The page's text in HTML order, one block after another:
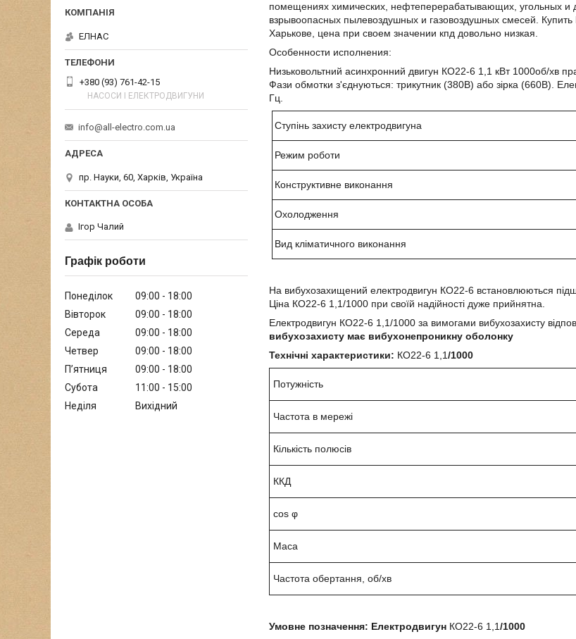
помещениях химических, нефтеперерабатывающих, угольных и
взрывоопасных пылевоздушных и газовоздушных смесей.
Харькове, цена при своем значении кпд довольно низкая.
Особенности исполнения:
Низьковольтний асинхронний двигун КО22-6 1,1 кВт 1000об/хв
Фази обмотки з'єднуються: трикутник (380В) або зірка (660В).
Гц.
Ступінь захисту електродвигуна
Режим роботи
Конструктивне виконання
Охолодження
Вид кліматичного виконання
На вибухозахищений електродвигун КО22-6 встановлюються
Ціна КО22-6 1,1/1000 при своїй надійності дуже прийнятна.
Електродвигун КО22-6 1,1/1000 за вимогами вибухозахисту
вибухозахисту має вибухонепроникну оболонку
Технічні характеристики: КО22-6 1,1/1000
Потужність
Частота в мережі
Кількість полюсів
ККД
cos φ
Маса
Частота обертання, об/хв
Умовне позначення: Електродвигун КО22-6 1,1/1000
ЕЛНАС
+380 (93) 761-42-15
НАСОСИ І ЕЛЕКТРОДВИГУНИ
info@all-electro.com.ua
пр. Науки, 60, Харків, Україна
Ігор Чалий
Графік роботи
Понеділок 09:00
18:00
Вівторок
09:00
18:00
Середа
09:00
18:00
Четвер
09:00
18:00
Пʼятниця
09:00
18:00
Субота
11:00
15:00
Неділя
Вихідний